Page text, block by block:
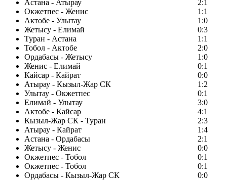
Астана - Атырау
2:1
Окжетпес - Женис
1:1
Актобе - Улытау
1:0
Жетысу - Елимай
0:3
Туран - Астана
1:1
Тобол - Актобе
2:0
Ордабасы - Жетысу
1:0
Женис - Елимай
0:1
Кайсар - Кайрат
0:0
Атырау - Кызыл-Жар СК
1:2
Улытау - Окжетпес
0:1
Елимай - Улытау
3:0
Актобе - Кайсар
4:1
Кызыл-Жар СК - Туран
2:3
Атырау - Кайрат
1:4
Астана - Ордабасы
2:1
Жетысу - Женис
0:0
Окжетпес - Тобол
0:1
Окжетпес - Тобол
0:1
Ордабасы - Кызыл-Жар СК
0:0